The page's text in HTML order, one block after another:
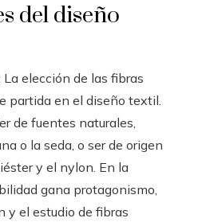
del diseño
La elección de las fibras
partida en el diseño textil.
de fuentes naturales,
o la seda, o ser de origen
y el nylon. En la
gana protagonismo,
y el estudio de fibras